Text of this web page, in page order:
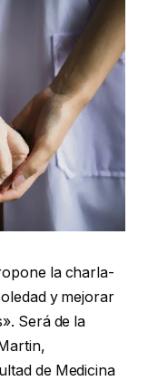
la charla-
y mejorar
Será de la
de Medicina